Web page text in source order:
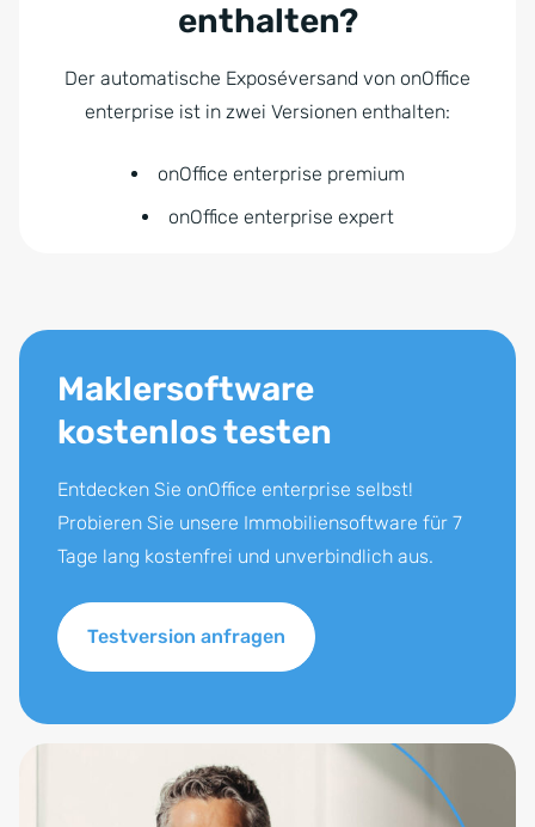
enthalten?
Der automatische Exposéversand von onOffice
enterprise ist in zwei Versionen enthalten:
onOffice enterprise premium
onOffice enterprise expert
Maklersoftware
kostenlos testen
Entdecken Sie onOffice enterprise selbst!
Probieren Sie unsere Immobiliensoftware für 7
Tage lang kostenfrei und unverbindlich aus.
Testversion anfragen